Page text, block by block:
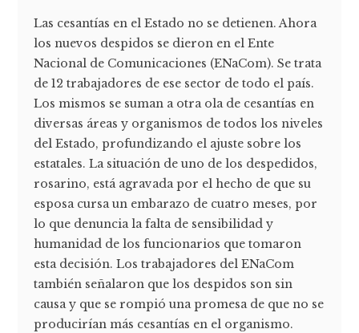
Las cesantías en el Estado no se detienen. Ahora
los nuevos despidos se dieron en el Ente
Nacional de Comunicaciones (ENaCom). Se trata
de 12 trabajadores de ese sector de todo el país.
Los mismos se suman a otra ola de cesantías en
diversas áreas y organismos de todos los niveles
del Estado, profundizando el ajuste sobre los
estatales. La situación de uno de los despedidos,
rosarino, está agravada por el hecho de que su
esposa cursa un embarazo de cuatro meses, por
lo que denuncia la falta de sensibilidad y
humanidad de los funcionarios que tomaron
esta decisión. Los trabajadores del ENaCom
también señalaron que los despidos son sin
causa y que se rompió una promesa de que no se
producirían más cesantías en el organismo.